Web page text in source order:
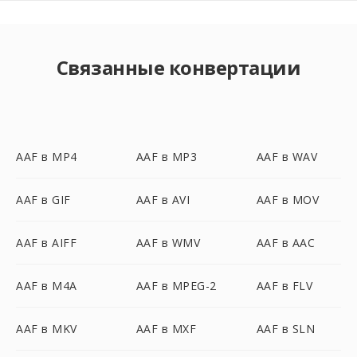
Связанные конвертации
AAF в MP4 AAF в MP3 AAF в WAV
AAF в GIF AAF в AVI AAF в MOV
AAF в AIFF AAF в WMV AAF в AAC
AAF в M4A AAF в MPEG-2 AAF в FLV
AAF в MKV AAF в MXF AAF в SLN